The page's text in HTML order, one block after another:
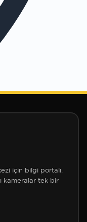
için bilgi portalı.
kameralar tek bir